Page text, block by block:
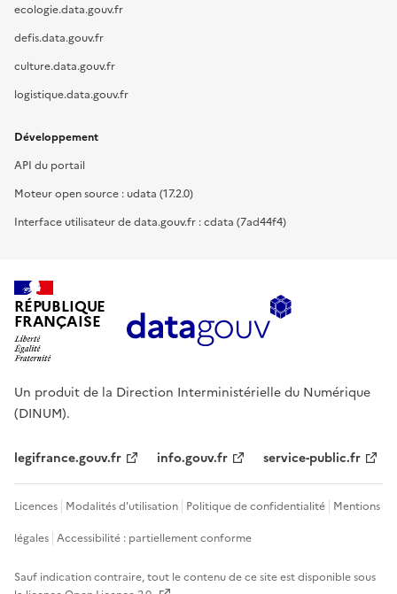
ecologie.data.gouv.fr
defis.data.gouv.fr
culture.data.gouv.fr
logistique.data.gouv.fr
Développement
API du portail
Moteur open source : udata (17.2.0)
Interface utilisateur de data.gouv.fr : cdata (7ad44f4)
RÉPUBLIQUE
FRANÇAISE
Un produit de la Direction Interministérielle du Numérique
(DINUM).
legifrance.gouv.fr info.gouv.fr service-public.fr
Licences Modalités d'utilisation Politique de confidentialité Mentions
légales Accessibilité : partiellement conforme
Sauf indication contraire, tout le contenu de ce site est disponible sous